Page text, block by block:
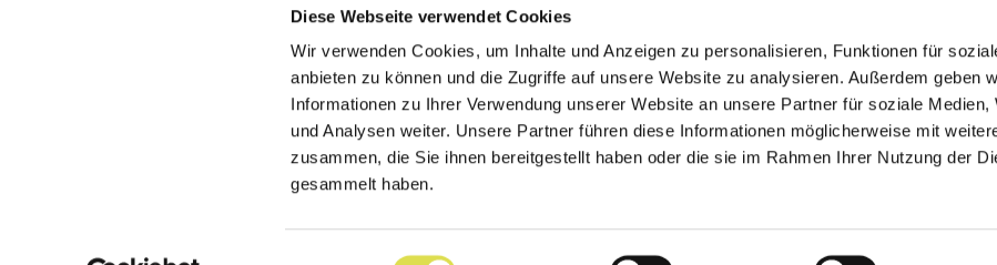
Diese Webseite verwendet Cookies
Wir verwenden Cookies, um Inhalte und Anzeigen zu personalisieren, Funktionen für
anbieten zu können und die Zugriffe auf unsere Website zu analysieren. Außerdem geben
Informationen zu Ihrer Verwendung unserer Website an unsere Partner für soziale Medien,
und Analysen weiter. Unsere Partner führen diese Informationen möglicherweise mit
zusammen, die Sie ihnen bereitgestellt haben oder die sie im Rahmen Ihrer Nutzung der
gesammelt haben.
Einwilligungsauswahl
Über uns
Datenschutz
AGB
Copyright 2026